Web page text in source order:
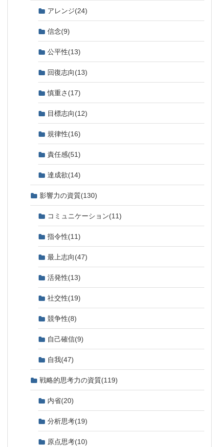
アレンジ(24)
信念(9)
公平性(13)
回復志向(13)
慎重さ (17)
目標志向(12)
規律性(16)
責任感(51)
達成欲(14)
影響力の資質(130)
コミュニケーション(11)
指令性(11)
最上志向(47)
活発性(13)
社交性(19)
競争性(8)
自己確信(9)
自我(47)
戦略的思考力の資質(119)
内省(20)
分析思考(19)
原点思考(10)